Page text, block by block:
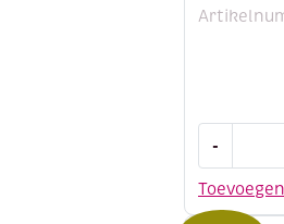
Toevoegen
-
mm,
1000